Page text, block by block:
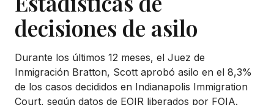
decisiones de asilo
Durante los últimos 12 meses, el Juez de
Inmigración Bratton, Scott aprobó asilo en el 8,3%
de los casos decididos en Indianapolis Immigration
Court, según datos de EOIR liberados por FOIA.